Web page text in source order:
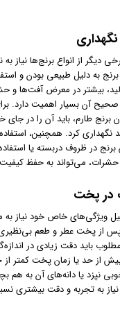
دیگر از انواع برنج‌ها نیاز به
به دلیل طبیعی بودن و
بیشتر در معرض آفت‌ها و
صحیح آن بسیار اهمیت دارد.
برنج طارم، باید آن را در
نگهداری کرد. همچنین،
برنج در ظروف دربسته یا
می‌تواند به حفظ
در پخت
ویژگی‌های خاص خود نیاز به
پس از پخت عطر و طعم بی‌نظیری
باید دقت زیادی در
از حد یا زمان پخت کمتر از
نپزد یا دانه‌های آن به هم
به تجربه و دقت بیشتری